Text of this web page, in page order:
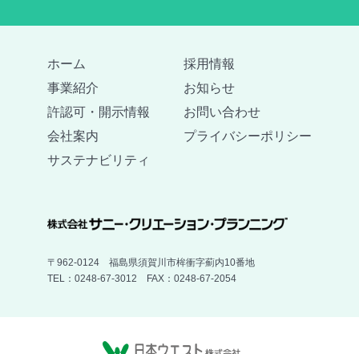
ホーム
事業紹介
許認可・開示情報
会社案内
サステナビリティ
採用情報
お知らせ
お問い合わせ
プライバシーポリシー
〒962-0124 福島県須賀川市桙衝字薊内10番地
TEL：0248-67-3012 FAX：0248-67-2054